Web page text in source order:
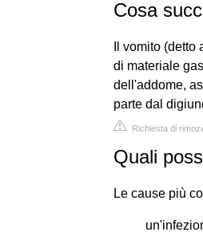
Cosa
Il vomito
di materiale
dell'addome,
parte dal
Richiesta di
Quali
Le cause più